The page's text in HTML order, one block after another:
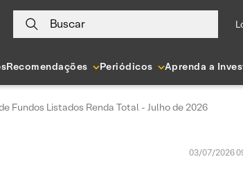
Buscar
Recomendações Periódicos Aprenda a
Fundos Listados Renda Total - Julho de 2026
03/07/2026